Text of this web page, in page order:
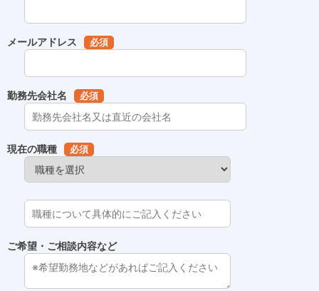
メールアドレス 必須
勤務先会社名 必須
現在の職種 必須
ご希望・ご相談内容など